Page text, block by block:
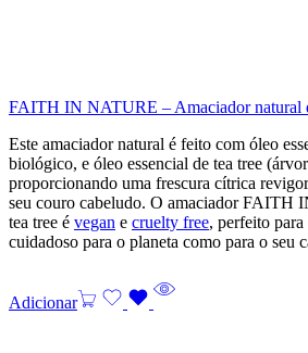
FAITH IN NATURE – Amaciador natural
Este amaciador natural é feito com óleo
biológico, e óleo essencial de tea tree
proporcionando uma frescura cítrica
seu couro cabeludo. O amaciador FAITH
tea tree é vegan e cruelty free, perfeito
cuidadoso para o planeta como para o seu
Adicionar